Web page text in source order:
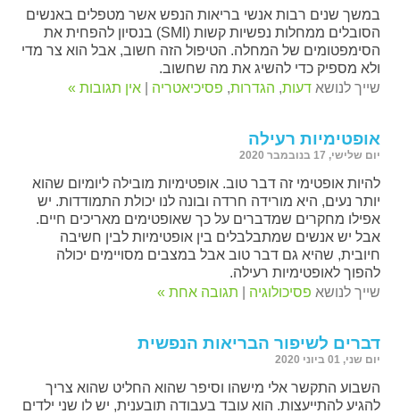
במשך שנים רבות אנשי בריאות הנפש אשר מטפלים באנשים
הסובלים ממחלות נפשיות קשות (SMI) בנסיון להפחית את
הסימפטומים של המחלה. הטיפול הזה חשוב, אבל הוא צר מדי
ולא מספיק כדי להשיג את מה שחשוב.
שייך לנושאדעות, הגדרות, פסיכיאטריה |אין תגובות »
אופטימיות רעילה
יום שלישי, 17 בנובמבר 2020
להיות אופטימי זה דבר טוב. אופטימיות מובילה ליומיום שהוא
יותר נעים, היא מורידה חרדה ובונה לנו יכולת התמודדות. יש
אפילו מחקרים שמדברים על כך שאופטימים מאריכים חיים.
אבל יש אנשים שמתבלבלים בין אופטימיות לבין חשיבה
חיובית, שהיא גם דבר טוב אבל במצבים מסויימים יכולה
להפוך לאופטימיות רעילה.
שייך לנושא פסיכולוגיה תגובה אחת »
דברים לשיפור הבריאות הנפשית
יום שני, 01 ביוני 2020
השבוע התקשר אלי מישהו וסיפר שהוא החליט שהוא צריך
להגיע להתייעצות. הוא עובד בעבודה תובענית, יש לו שני ילדים